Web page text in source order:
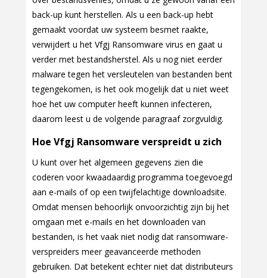
back-up kunt herstellen. Als u een back-up hebt
gemaakt voordat uw systeem besmet raakte,
verwijdert u het Vfgj Ransomware virus en gaat u
verder met bestandsherstel. Als u nog niet eerder
malware tegen het versleutelen van bestanden bent
tegengekomen, is het ook mogelijk dat u niet weet
hoe het uw computer heeft kunnen infecteren,
daarom leest u de volgende paragraaf zorgvuldig.
Hoe Vfgj Ransomware verspreidt u zich
U kunt over het algemeen gegevens zien die
coderen voor kwaadaardig programma toegevoegd
aan e-mails of op een twijfelachtige downloadsite.
Omdat mensen behoorlijk onvoorzichtig zijn bij het
omgaan met e-mails en het downloaden van
bestanden, is het vaak niet nodig dat ransomware-
verspreiders meer geavanceerde methoden
gebruiken. Dat betekent echter niet dat distributeurs